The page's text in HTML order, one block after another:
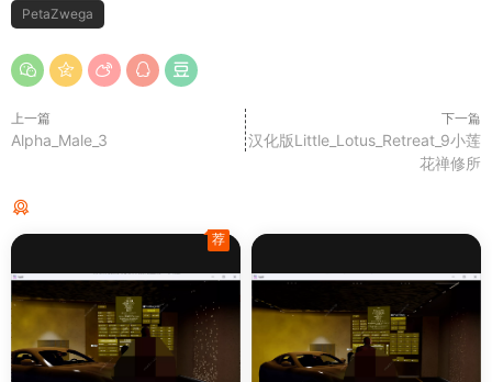
PetaZwega
上一篇
Alpha_Male_3
下一篇
汉化版Little_Lotus_Retreat_9小莲
花禅修所
荐